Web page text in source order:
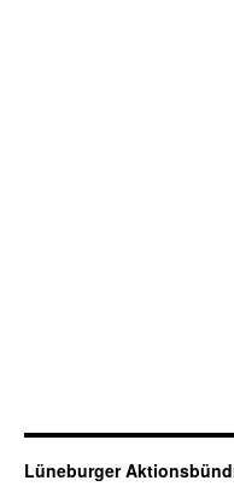
Lüneburger